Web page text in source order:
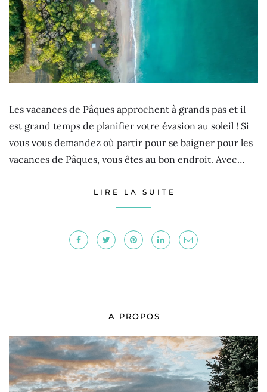
Les vacances de Pâques approchent à grands pas et il
est grand temps de planifier votre évasion au soleil ! Si
vous vous demandez où partir pour se baigner pour les
vacances de Pâques, vous êtes au bon endroit. Avec…
LIRE LA SUITE
A PROPOS